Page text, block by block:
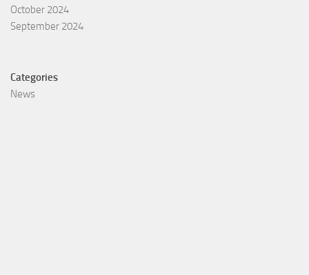
October 2024
September 2024
Categories
News